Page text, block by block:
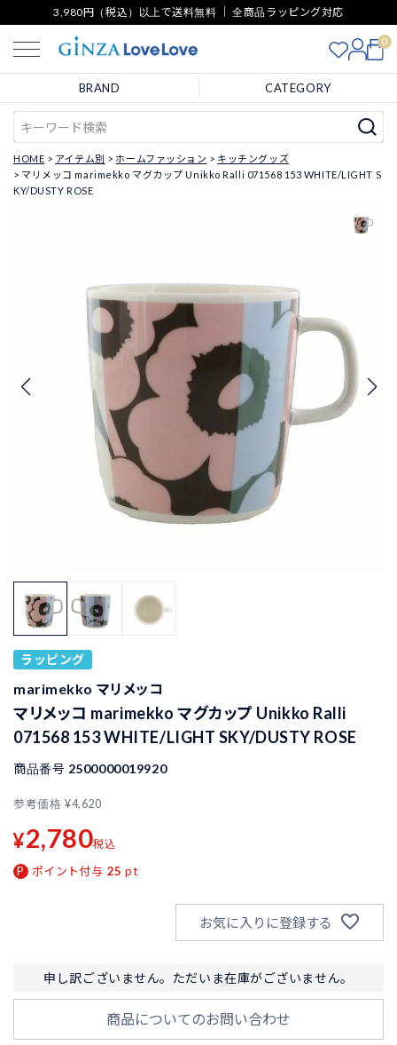
3,980円（税込）以上で送料無料 ｜ 全商品ラッピング対応
0
BRAND CATEGORY
HOME アイテム別 ホームファッション
キッチングッズ
マリメッコ marimekko マグカップ Unikko Ralli 071568 153 WHITE/LIGHT S
KY/DUSTY ROSE
ラッピング
marimekko マリメッコ
マリメッコ marimekko マグカップ Unikko Ralli
071568 153 WHITE/LIGHT SKY/DUSTY ROSE
商品番号 2500000019920
参考価格 ¥4,620
¥2,780税込
ポイント付与 25 pt
お気に入りに登録する
申し訳ございません。ただいま在庫がございません。
商品についてのお問い合わせ